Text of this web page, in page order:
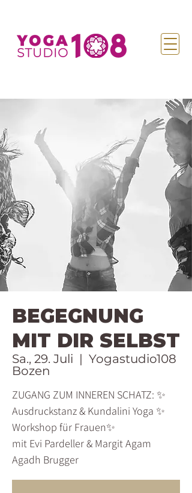
BEGEGNUNG
MIT DIR SELBST
Sa., 29. Juli
  |
Yogastudio108
Bozen
ZUGANG ZUM INNEREN SCHATZ: ✨
Ausdruckstanz & Kundalini Yoga ✨
Workshop für Frauen✨
mit Evi Pardeller & Margit Agam
Agadh Brugger